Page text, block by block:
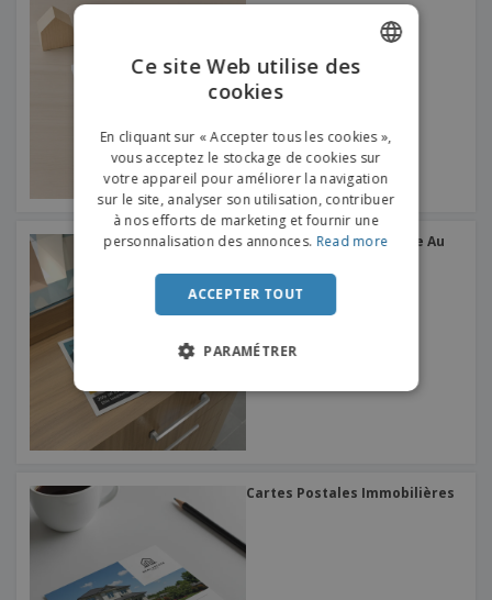
Cartes Postales de Vente Au
Cartes Postales Immobilières
DUTCH
PORTUGUESE
SPANISH
ITALIAN
Ce site Web utilise des
cookies
En cliquant sur « Accepter tous les cookies »,
vous acceptez le stockage de cookies sur
votre appareil pour améliorer la navigation
sur le site, analyser son utilisation, contribuer
à nos efforts de marketing et fournir une
personnalisation des annonces. Read more
ACCEPTER TOUT
PARAMÉTRER